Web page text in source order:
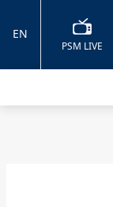
PSM LIVE
EN